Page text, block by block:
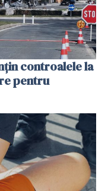
controalele la
pentru